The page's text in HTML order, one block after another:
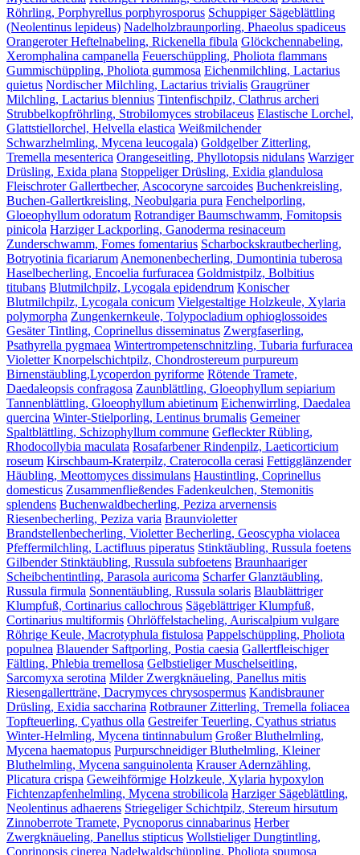
Röhrling, Porphyrellus porphyrosporus Schuppiger Sägeblättling
(Neolentinus lepideus) Nadelholzbraunporling, Phaeolus spadiceus
Orangeroter Heftelnabeling, Rickenella fibula Glöckchennabeling,
Xeromphalina campanella Feuerschüppling, Pholiota flammans
Gummischüppling, Pholiota gummosa Eichenmilchling, Lactarius
quietus Nordischer Milchling, Lactarius trivialis Graugrüner
Milchling, Lactarius blennius Tintenfischpilz, Clathrus archeri
Strubbelkopfröhrling, Strobilomyces strobilaceus Elastische Lorchel,
Glattstiellorchel, Helvella elastica Weißmilchender
Schwarzhelmling, Mycena leucogala) Goldgelber Zitterling,
Tremella mesenterica Orangeseitling, Phyllotopsis nidulans Warziger
Drüsling, Exida plana Stoppeliger Drüsling, Exidia glandulosa
Fleischroter Gallertbecher, Ascocoryne sarcoides Buchenkreisling,
Buchen-Gallertkreisling, Neobulgaria pura Fenchelporling,
Gloeophyllum odoratum Rotrandiger Baumschwamm, Fomitopsis
pinicola Harziger Lackporling, Ganoderma resinaceum
Zunderschwamm, Fomes fomentarius Scharbockskrautbecherling,
Botryotinia ficariarum Anemonenbecherling, Dumontinia tuberosa
Haselbecherling, Encoelia furfuracea Goldmistpilz, Bolbitius
titubans Blutmilchpilz, Lycogala epidendrum Konischer
Blutmilchpilz, Lycogala conicum Vielgestaltige Holzkeule, Xylaria
polymorpha Zungenkernkeule, Tolypocladium ophioglossoides
Gesäter Tintling, Coprinellus disseminatus Zwergfaserling,
Psathyrella pygmaea Wintertrompetenschnitzling, Tubaria furfuracea
Violetter Knorpelschichtpilz, Chondrostereum purpureum
Birnenstäubling,Lycoperdon pyriforme Rötende Tramete,
Daedaleopsis confragosa Zaunblättling, Gloeophyllum sepiarium
Tannenblättling, Gloeophyllum abietinum Eichenwirrling, Daedalea
quercina Winter-Stielporling, Lentinus brumalis Gemeiner
Spaltblättling, Schizophyllum commune Gefleckter Rübling,
Rhodocollybia maculata Rosafarbener Rindenpilz, Laeticorticium
roseum Kirschbaum-Kraterpilz, Craterocolla cerasi Fettigglänzender
Häubling, Meottomyces dissimulans Haustintling, Coprinellus
domesticus Zusammenfließendes Fadenkeulchen, Stemonitis
splendens Buchenwaldbecherling, Peziza arvernensis
Riesenbecherling, Peziza varia Braunvioletter
Brandstellenbecherling, Violetter Becherling, Geoscypha violacea
Pfeffermilchling, Lactifluus piperatus Stinktäubling, Russula foetens
Gilbender Stinktäubling, Russula subfoetens Braunhaariger
Scheibchentintling, Parasola auricoma Scharfer Glanztäubling,
Russula firmula Sonnentäubling, Russula solaris Blaublättriger
Klumpfuß, Cortinarius callochrous Sägeblättriger Klumpfuß,
Cortinarius multiformis Ohrlöffelstacheling, Auriscalpium vulgare
Röhrige Keule, Macrotyphula fistulosa Pappelschüppling, Pholiota
populnea Blauender Saftporling, Postia caesia Gallertfleischiger
Fältling, Phlebia tremellosa Gelbstieliger Muschelseitling,
Sarcomyxa serotina Milder Zwergknäueling, Panellus mitis
Riesengallertträne, Dacrymyces chrysospermus Kandisbrauner
Drüsling, Exidia saccharina Rotbrauner Zitterling, Tremella foliacea
Topfteuerling, Cyathus olla Gestreifer Teuerling, Cyathus striatus
Winter-Helmling, Mycena tintinnabulum Großer Bluthelmling,
Mycena haematopus Purpurschneidiger Bluthelmling, Kleiner
Bluthelmling, Mycena sanguinolenta Krauser Adernzähling,
Plicatura crispa Geweihförmige Holzkeule, Xylaria hypoxylon
Fichtenzapfenhelmling, Mycena strobilicola Harziger Sägeblättling,
Neolentinus adhaerens Striegeliger Schichtpilz, Stereum hirsutum
Zinnoberrote Tramete, Pycnoporus cinnabarinus Herber
Zwergknäueling, Panellus stipticus Wollstieliger Dungtintling,
Coprinopsis cinerea Nadelwaldschüppling, Pholiota spumosa